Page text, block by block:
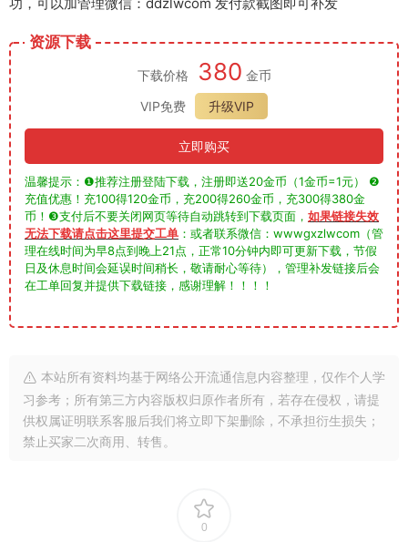
资源下载
下载价格 380 金币
VIP免费
升级VIP
立即购买
温馨提示：❶推荐注册登陆下载，注册即送20金币（1金币=1元） ❷
充值优惠！充100得120金币，充200得260金币，充300得380金
币！❸支付后不要关闭网页等待自动跳转到下载页面， 如果链接失效
无法下载请点击这里提交工单 ：或者联系微信：wwwgxzlwcom（管
理在线时间为早8点到晚上21点，正常10分钟内即可更新下载，节假
日及休息时间会延误时间稍长，敬请耐心等待），管理补发链接后会
在工单回复并提供下载链接，感谢理解！！！！
本站所有资料均基于网络公开流通信息内容整理，仅作个人学
习参考；所有第三方内容版权归原作者所有，若存在侵权，请提
供权属证明联系客服后我们将立即下架删除，不承担衍生损失；
禁止买家二次商用、转售。
0